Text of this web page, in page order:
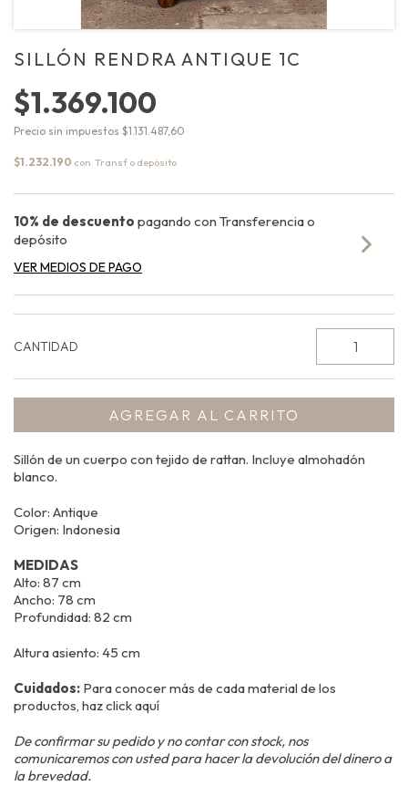
SILLÓN RENDRA ANTIQUE 1C
$1.369.100
Precio sin impuestos $1.131.487,60
$1.232.190 con
10% de descuento pagando con Transferencia o
depósito
VER MEDIOS DE PAGO
CANTIDAD
Sillón de un cuerpo con tejido de rattan. Incluye almohadón
blanco.
Color: Antique
Origen: Indonesia
MEDIDAS
Alto: 87 cm
Ancho: 78 cm
Profundidad: 82 cm
Altura asiento: 45 cm
Cuidados: Para conocer más de cada material de los
productos, hazclick aquí
De confirmar su pedido y no contar con stock, nos
comunicaremos con usted para hacer la devolución del dinero a
la brevedad.